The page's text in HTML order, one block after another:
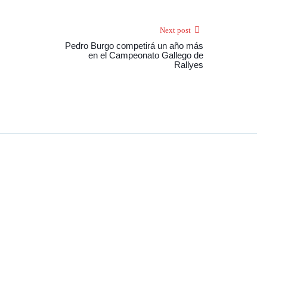
Next post
Pedro Burgo competirá un año más
en el Campeonato Gallego de
Rallyes